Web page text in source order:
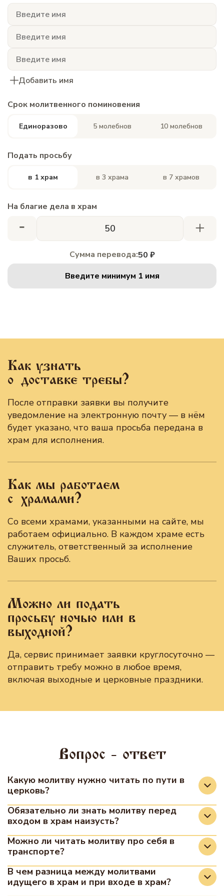
Добавить имя
Срок молитвенного поминовения
Единоразово 5 молебнов 10 молебнов
Подать просьбу
в 1 храм в 3 храма в 7 храмов
На благие дела в храм
- +
Сумма перевода:50 ₽
Введите минимум 1 имя
Как узнать
о доставке требы?
После отправки заявки вы получите
уведомление на электронную почту — в нём
будет указано, что ваша просьба передана в
храм для исполнения.
Как мы работаем
с храмами?
Со всеми храмами, указанными на сайте, мы
работаем официально. В каждом храме есть
служитель, ответственный за исполнение
Ваших просьб.
Можно ли подать
просьбу ночью или в
выходной?
Да, сервис принимает заявки круглосуточно —
отправить требу можно в любое время,
включая выходные и церковные праздники.
Вопрос - ответ
Какую молитву нужно читать по пути в
церковь?
По пути в храм традиционно читают «Молитву
идущего в церковь». Также
священнослужители рекомендуют мысленно
читать Иисусову молитву, 50-й и 90-й псалмы.
Обязательно ли знать молитву перед
входом в храм наизусть?
Нет, молитву можно читать по молитвослову
или с экрана телефона. Если вы забыли слова,
достаточно перекреститься, совершить поклон
и обратиться к Богу кратко, своими словами.
Можно ли читать молитву про себя в
транспорте?
Да, в дороге, особенно в общественном
транспорте, молитву следует читать про себя,
В чем разница между молитвами
идущего в храм и при входе в храм?